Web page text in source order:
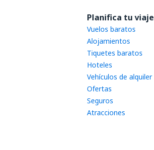
Planifica tu viaje
Vuelos baratos
Alojamientos
Tiquetes baratos
Hoteles
Vehículos de alquiler
Ofertas
Seguros
Atracciones